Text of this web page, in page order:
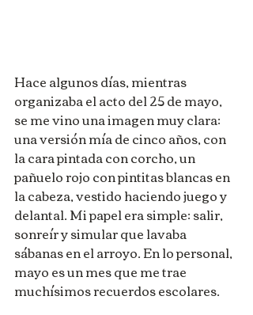
Hace algunos días, mientras
organizaba el acto del 25 de mayo,
se me vino una imagen muy clara:
una versión mía de cinco años, con
la cara pintada con corcho, un
pañuelo rojo con pintitas blancas en
la cabeza, vestido haciendo juego y
delantal. Mi papel era simple: salir,
sonreír y simular que lavaba
sábanas en el arroyo. En lo personal,
mayo es un mes que me trae
muchísimos recuerdos escolares.